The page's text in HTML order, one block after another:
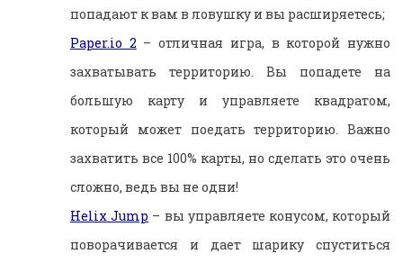
попадают к вам в ловушку и вы расширяетесь;
Paper.io 2 – отличная игра, в которой нужно
захватывать территорию. Вы попадете на
большую карту и управляете квадратом,
который может поедать территорию. Важно
захватить все 100% карты, но сделать это очень
сложно, ведь вы не одни!
Helix Jump – вы управляете конусом, который
поворачивается и дает шарику спуститься